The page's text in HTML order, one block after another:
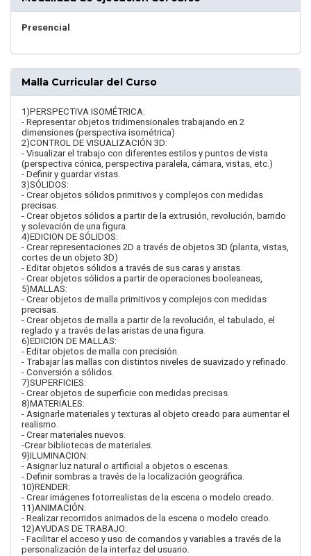
Presencial
Malla Curricular del Curso
1)PERSPECTIVA ISOMÉTRICA:
- Representar objetos tridimensionales trabajando en 2
dimensiones (perspectiva isométrica)
2)CONTROL DE VISUALIZACIÓN 3D:
- Visualizar el trabajo con diferentes estilos y puntos de vista
(perspectiva cónica, perspectiva paralela, cámara, vistas, etc.)
- Definir y guardar vistas.
3)SÓLIDOS:
- Crear objetos sólidos primitivos y complejos con medidas
precisas.
- Crear objetos sólidos a partir de la extrusión, revolución, barrido
y solevación de una figura.
4)EDICION DE SÓLIDOS:
- Crear representaciones 2D a través de objetos 3D (planta, vistas,
cortes de un objeto 3D)
- Editar objetos sólidos a través de sus caras y aristas.
- Crear objetos sólidos a partir de operaciones booleaneas,
5)MALLAS:
- Crear objetos de malla primitivos y complejos con medidas
precisas.
- Crear objetos de malla a partir de la revolución, el tabulado, el
reglado y a través de las aristas de una figura.
6)EDICION DE MALLAS:
- Editar objetos de malla con precisión.
- Trabajar las mallas con distintos niveles de suavizado y refinado.
- Conversión a sólidos.
7)SUPERFICIES:
- Crear objetos de superficie con medidas precisas.
8)MATERIALES:
- Asignarle materiales y texturas al objeto creado para aumentar el
realismo.
- Crear materiales nuevos.
-Crear bibliotecas de materiales.
9)ILUMINACION:
- Asignar luz natural o artificial a objetos o escenas.
- Definir sombras a través de la localización geográfica.
10)RENDER:
- Crear imágenes fotorrealistas de la escena o modelo creado.
11)ANIMACIÓN:
- Realizar recorridos animados de la escena o modelo creado.
12)AYUDAS DE TRABAJO:
- Facilitar el acceso y uso de comandos y variables a través de la
personalización de la interfaz del usuario.